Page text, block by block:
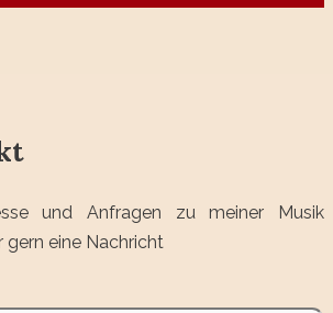
und Anfragen zu meiner Musik
gern eine Nachricht